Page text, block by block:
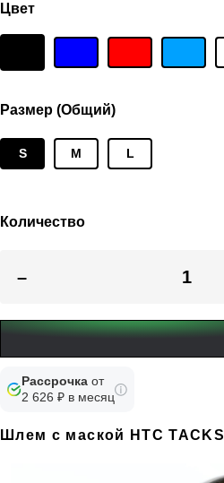
Цвет
Размер (Общий)
S M L
Количество
–
Рассрочка от
2 626 ₽ в месяц
Шлем с маской HTC